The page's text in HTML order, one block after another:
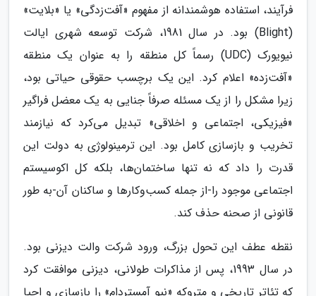
فرآیند، استفاده هوشمندانه از مفهوم «آفت‌زدگی» یا «بلایت»
(Blight) بود. در سال 1981، شرکت توسعه شهری ایالت
نیویورک (UDC) رسماً کل منطقه را به عنوان یک منطقه
«آفت‌زده» اعلام کرد. این یک برچسب حقوقی حیاتی بود،
زیرا مشکل را از یک مسئله صرفاً جنایی به یک معضل فراگیر
«فیزیکی، اجتماعی و اخلاقی» تبدیل می‌کرد که نیازمند
تخریب و بازسازی کامل بود. این ترمینولوژی به دولت این
قدرت را داد که نه تنها ساختمان‌ها، بلکه کل اکوسیستم
اجتماعی موجود را-از جمله کسب‌وکارها و ساکنان آن-به طور
قانونی از صحنه حذف کند.
نقطه عطف این تحول بزرگ، ورود شرکت والت دیزنی بود.
در سال 1993، پس از مذاکرات طولانی، دیزنی موافقت کرد
که تئاتر تاریخی و متروکه «نیو آمستردام» را بازسازی و احیا